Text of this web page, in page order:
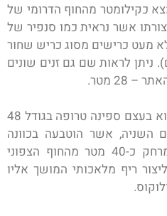
כקילומטר מהחוף הדרומי של
אשר נראית כמו סנפיר של
מעט כרישים מסוג כריש שחור
ניתן לראות שם גם זנים שונים
28 מטר.
אתר זה הוא בעצם ספינה טרופה בגודל 48
אשר הוטבעה בכוונה
ב-2011 בעומק 30 מטר ובמרחק כ-40 מטר מהחוף הצפוני
ריף מלאכותי המושך אליו